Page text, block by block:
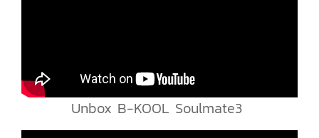
Unbox B-KOOL Soulmate3